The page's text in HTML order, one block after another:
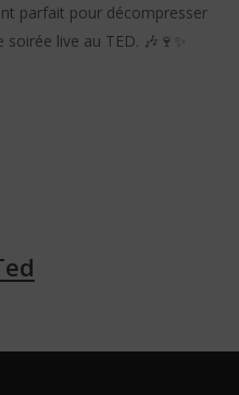
parfait pour décompresser
live au TED. 🎶🍷✨